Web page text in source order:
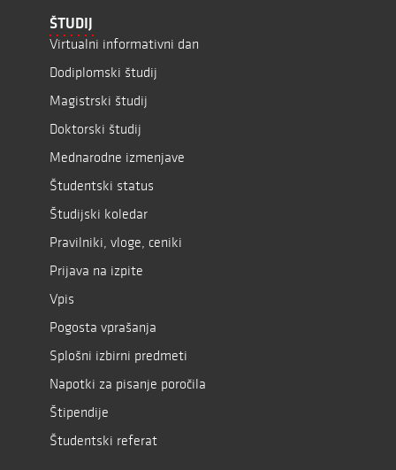
ŠTUDIJ
Virtualni informativni dan
Dodiplomski študij
Magistrski študij
Doktorski študij
Mednarodne izmenjave
Študentski status
Študijski koledar
Pravilniki, vloge, ceniki
Prijava na izpite
Vpis
Pogosta vprašanja
Splošni izbirni predmeti
Napotki za pisanje poročila
Štipendije
Študentski referat